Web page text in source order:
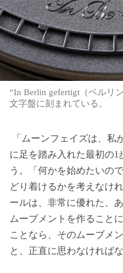
“In Berlin gefertigt（ベルリ
文字盤に刻まれている。
「ムーンフェイズは、私
に足を踏み入れた最初の
う。「何かを始めたいの
どり着けるかを考えなけ
ールは、非常に優れた、
ムーブメントを作ること
ことなら、そのムーブメ
と、正直に思わなければな